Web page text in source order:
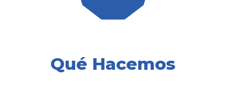
Qué Hacemos